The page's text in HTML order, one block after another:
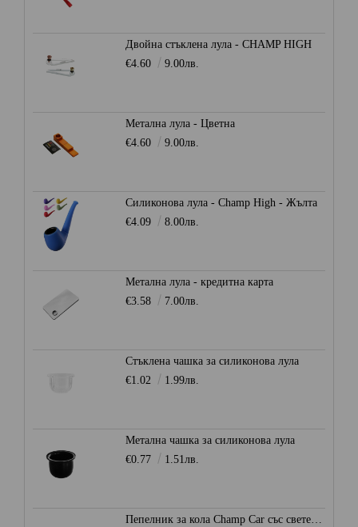
Двойна стъклена лула - CHAMP HIGH
€4.60
9.00лв.
Метална лула - Цветна
€4.60
9.00лв.
Силиконова лула - Champ High - Жълта
€4.09
8.00лв.
Метална лула - кредитна карта
€3.58
7.00лв.
Стъклена чашка за силиконова лула
€1.02
1.99лв.
Метална чашка за силиконова лула
€0.77
1.51лв.
Пепелник за кола Champ Car със светеща LED светлина